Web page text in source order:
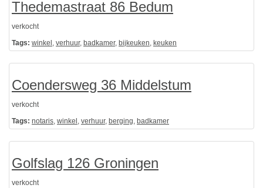
Thedemastraat 86 Bedum
verkocht
Tags: winkel , verhuur, badkamer, bijkeuken, keuken
Coendersweg 36 Middelstum
verkocht
Tags: notaris, winkel , verhuur, berging, badkamer
Golfslag 126 Groningen
verkocht